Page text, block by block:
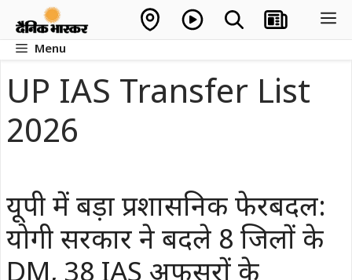
contentMenu
UP IAS Transfer List
2026
यूपी में बड़ा प्रशासनिक फेरबदल:
योगी सरकार ने बदले 8 जिलों के